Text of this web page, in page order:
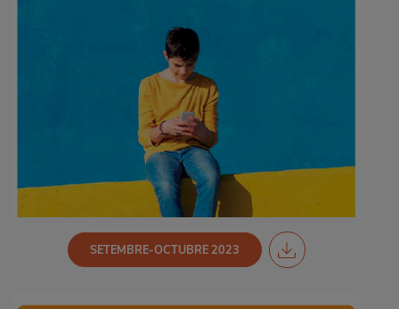
SETEMBRE-OCTUBRE 2023